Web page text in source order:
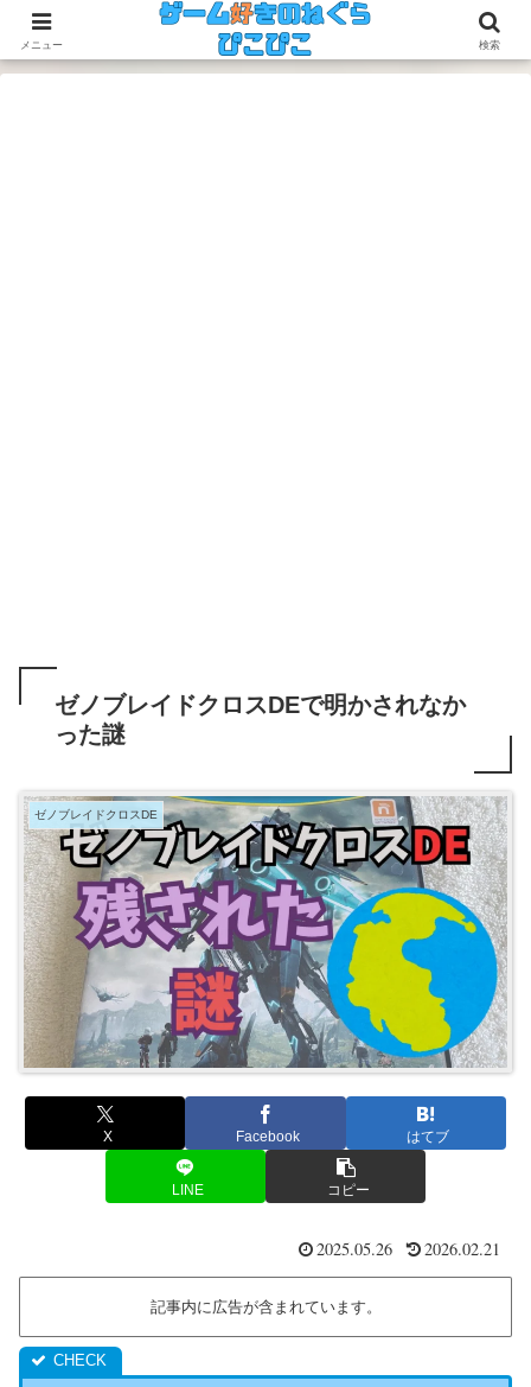
今のゲームも昔のゲームも面白い！
ゼノブレイドクロスDEで明かされなか
った謎
ゼノブレイドクロスDE
X Facebook はてブ
LINE コピー
2025.05.26 2026.02.21
記事内に広告が含まれています。
メニュー 検索